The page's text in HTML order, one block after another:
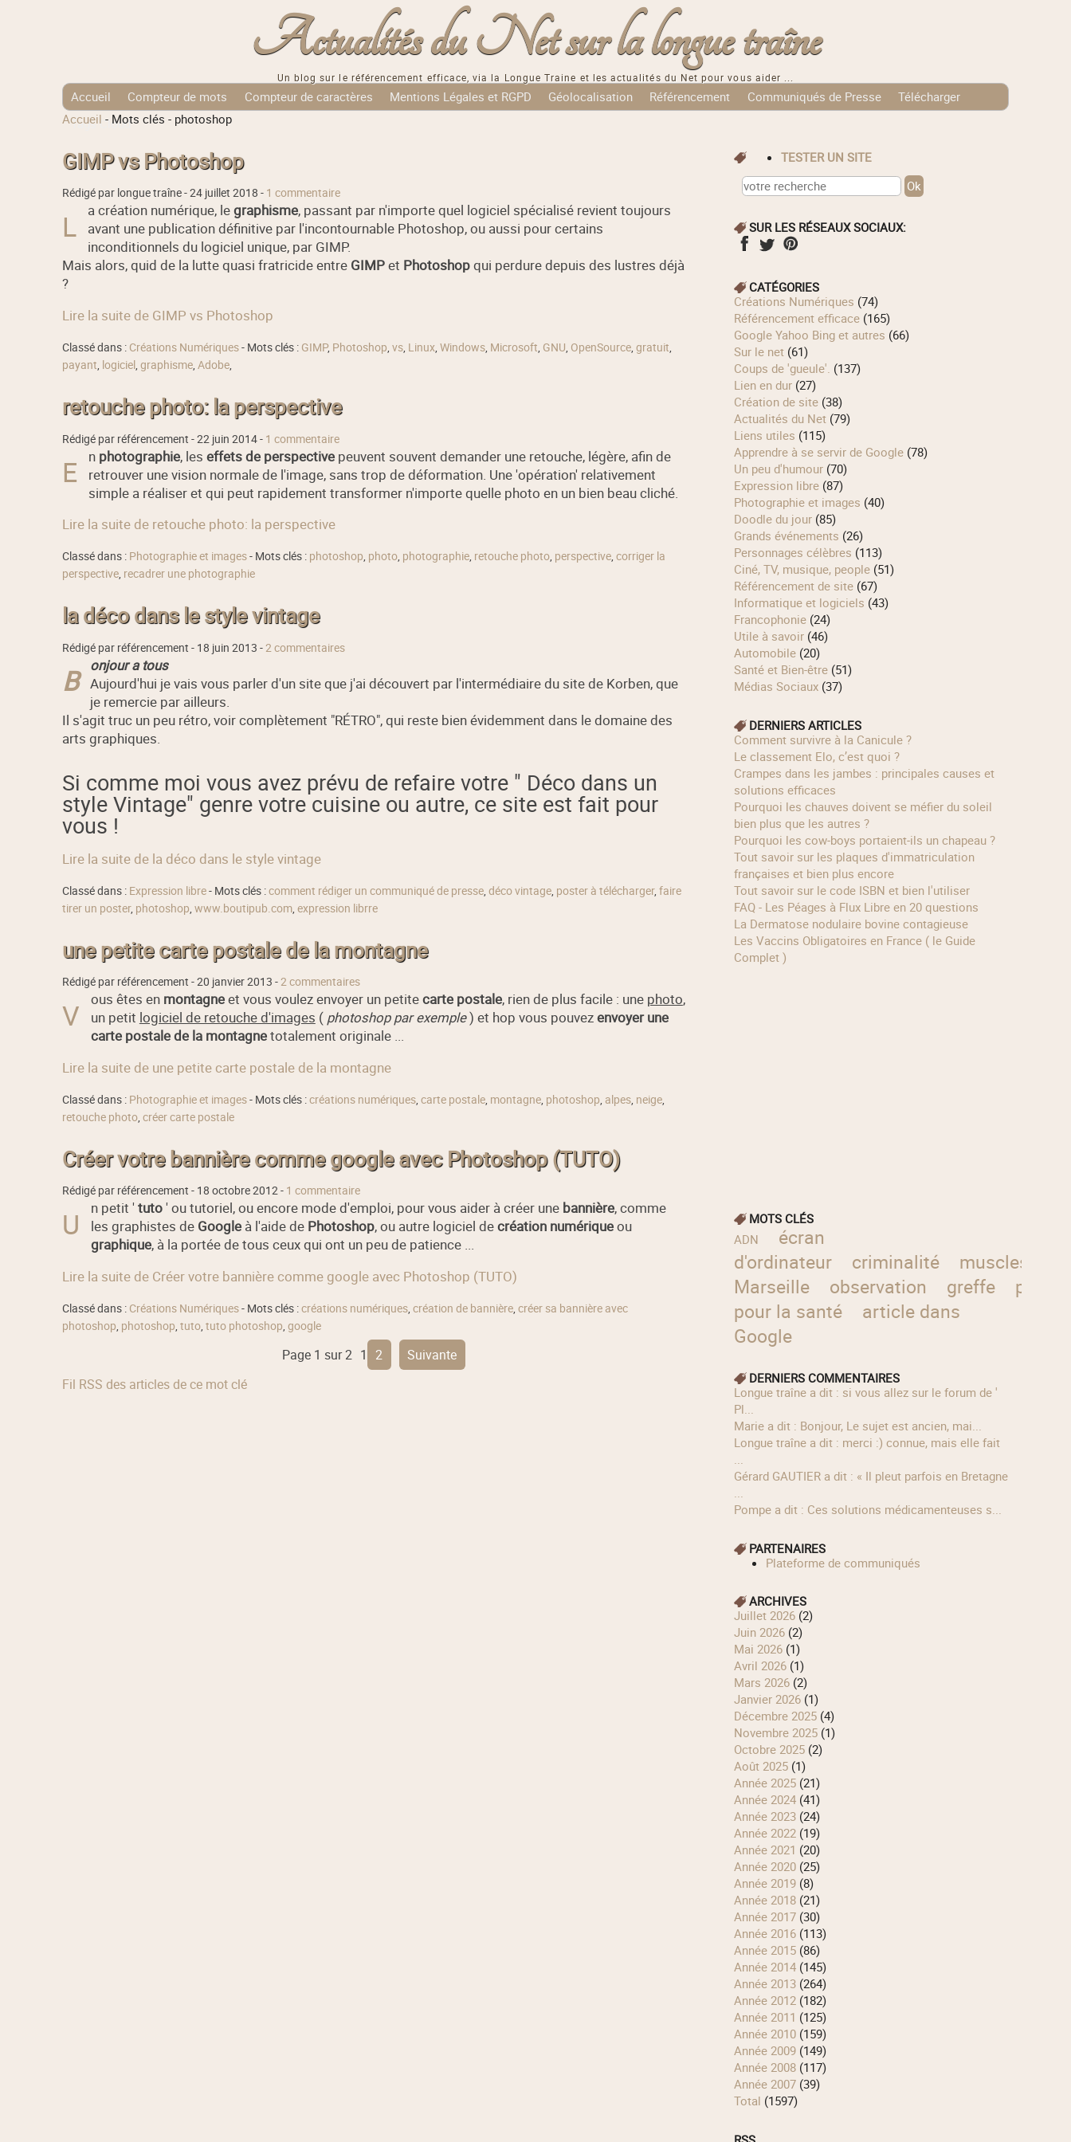
Actualités du Net sur la longue traîne
Un blog sur le référencement efficace, via la Longue Traine et les actualités du Net pour vous aider ...
Accueil Compteur de mots Compteur de caractères Mentions Légales et RGPD Géolocalisation Référencement Communiqués de Presse
Télécharger
Tags Cloud
Accueil - Mots clés - photoshop
GIMP vs Photoshop
Rédigé par longue traîne -24 juillet 2018 - 1 commentaire
L a création numérique, legraphisme, passant par n'importe quel logiciel spécialisé revient toujours
avant une publication définitive par l'incontournable Photoshop, ou aussi pour certains
inconditionnels du logiciel unique, par GIMP.
Mais alors, quid de la lutte quasi fratricide entre GIMPet Photoshopqui perdure depuis des lustres déjà
?
Lire la suite de GIMP vs Photoshop
Classé dans : Créations Numériques- Mots clés : GIMP, Photoshop, vs, Linux, Windows, Microsoft, GNU, OpenSource, gratuit,
payant, logiciel, graphisme, Adobe,
retouche photo: la perspective
Rédigé par référencement -22 juin 2014- 1 commentaire
E n photographie, les effets de perspectivepeuvent souvent demander une retouche, légère, afin de
retrouver une vision normale de l'image, sans trop de déformation. Une 'opération' relativement
simple a réaliser et qui peut rapidement transformer n'importe quelle photo en un bien beau cliché.
Lire la suite de retouche photo: la perspective
Classé dans : Photographie et images- Mots clés : photoshop, photo, photographie, retouche photo, perspective, corriger la
perspective, recadrer une photographie
la déco dans le style vintage
Rédigé par référencement - 18 juin 2013 -2 commentaires
B
onjour a tous
Aujourd'hui je vais vous parler d'un site que j'ai découvert par l'intermédiaire du site de Korben, que
je remercie par ailleurs.
Il s'agit truc un peu rétro, voir complètement "RÉTRO", qui reste bien évidemment dans le domaine des
arts graphiques.
Si comme moi vous avez prévu de refaire votre " Déco dans un
style Vintage" genre votre cuisine ou autre, ce site est fait pour
vous !
Lire la suite de la déco dans le style vintage
Classé dans : Expression libre- Mots clés :comment rédiger un communiqué de presse, déco vintage, poster à télécharger, faire
tirer un poster, photoshop www.boutipub.com, expression librre
une petite carte postale de la montagne
Rédigé par référencement -20 janvier 2013 -2 commentaires
V ous êtes en montagneet vous voulez envoyer un petitecarte postale, rien de plus facile : une photo,
un petit logiciel de retouche d'images ( photoshop par exemple) et hop vous pouvezenvoyer une
carte postale de la montagnetotalement originale ...
Lire la suite de une petite carte postale de la montagne
Classé dans : Photographie et images- Mots clés :créations numériques, carte postale, montagne, photoshop alpes, neige,
retouche photo, créer carte postale
Créer votre bannière comme google avec Photoshop (TUTO)
Rédigé par référencement - 18 octobre 2012- 1 commentaire
U n petit ' tuto' ou tutoriel, ou encore mode d'emploi, pour vous aider à créer une bannière, comme
les graphistes de Googleà l'aide de Photoshop, ou autre logiciel decréation numériqueou
graphique, à la portée de tous ceux qui ont un peu de patience ...
Lire la suite de Créer votre bannière comme google avec Photoshop (TUTO)
Classé dans : Créations Numériques- Mots clés :créations numériques, création de bannière, créer sa bannière avec
photoshop, photoshop, tuto, tuto photoshop, google
Page 1 sur 2 1 2
suivante
Fil RSS des articles de ce mot clé
TESTER UN SITE
SUR LES RÉSEAUX SOCIAUX:
CATÉGORIES
Créations Numériques (74)
Référencement efficace(165)
Google Yahoo Bing et autres (66)
Sur le net(61)
Coups de 'gueule'. (137)
Lien en dur(27)
Création de site(38)
Actualités du Net(79)
Liens utiles (115)
Apprendre à se servir de Google(78)
Un peu d'humour(70)
Expression libre(87)
Photographie et images (40)
Doodle du jour(85)
Grands événements (26)
Personnages célèbres (113)
Ciné, TV, musique, people(51)
Référencement de site(67)
Informatique et logiciels (43)
Francophonie(24)
Utile à savoir(46)
Automobile(20)
Santé et Bien-être(51)
Médias Sociaux(37)
DERNIERS ARTICLES
Comment survivre à la Canicule ?
Le classement Elo, c’est quoi ?
Crampes dans les jambes : principales causes et
solutions efficaces
Pourquoi les chauves doivent se méfier du soleil
bien plus que les autres ?
Pourquoi les cow‑boys portaient‑ils un chapeau ?
Tout savoir sur les plaques d'immatriculation
françaises et bien plus encore
Tout savoir sur le code ISBN et bien l'utiliser
FAQ - Les Péages à Flux Libre en 20 questions
La Dermatose nodulaire bovine contagieuse
Les Vaccins Obligatoires en France ( le Guide
Complet )
MOTS CLÉS
ADN
écran
d'ordinateur
criminalité muscles
Marseille
observation greffe
pour la santé
article dans
Google
DERNIERS COMMENTAIRES
longue traîne a dit : si vous allez sur le forum de '
Pl...
Marie a dit : Bonjour, Le sujet est ancien, mai...
longue traîne a dit : merci :) connue, mais elle fait
...
Gérard GAUTIER a dit : « Il pleut parfois en Bretagne
...
Pompe a dit : Ces solutions médicamenteuses s...
PARTENAIRES
Plateforme de communiqués
ARCHIVES
juillet 2026(2)
juin 2026(2)
mai 2026(1)
avril 2026(1)
mars 2026(2)
janvier 2026(1)
décembre 2025(4)
novembre 2025(1)
octobre 2025(2)
août 2025(1)
année 2025(21)
année 2024(41)
année 2023(24)
année 2022(19)
année 2021 (20)
année 2020(25)
année 2019(8)
année 2018(21)
année 2017(30)
année 2016(113)
année 2015(86)
année 2014(145)
année 2013(264)
année 2012(182)
année 2011 (125)
année 2010(159)
année 2009(149)
année 2008(117)
année 2007(39)
total (1597)